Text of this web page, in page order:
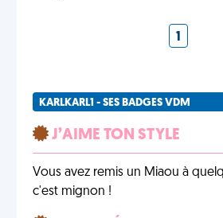
1
KARLKARL1 - SES BADGES VDM
J’AIME TON STYLE
Vous avez remis un Miaou à
c'est mignon !